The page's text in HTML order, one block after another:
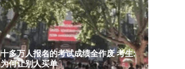
十多万人报名的考试成绩全作废 考生:
为何让别人买单